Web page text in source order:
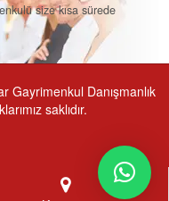
size kısa sürede
Gayrimenkul Danışmanlık
saklıdır.